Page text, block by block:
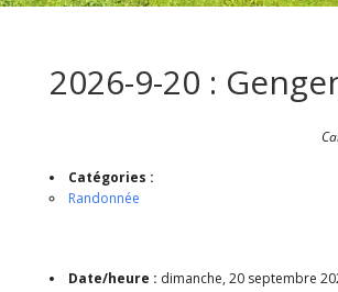
2026-9-20 :
Catégories :
Randonnée
Date/heure : dimanche, 20 septembre